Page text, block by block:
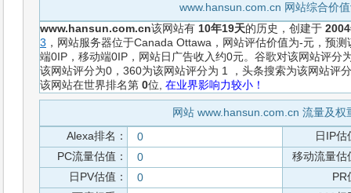
www.hansun.com.cn 网站综合价
www.hansun.com.cn该网站有 10年19天的历史，创建于
3 ，网站服务器位于Canada Ottawa，网站评估价值为-元，预
端0IP，移动端0IP，网站日广告收入约0元。谷歌对该网站评分
该网站评分为0，360为该网站评分为 1 ，头条搜索为该网站评
该网站在世界排名第 0位, 在业界影响力较小！
网站 www.hansun.com.cn 流量及权
Alexa排名：
0
日IP估
PC流量估值：
0
移动流量估
日PV估值：
0
PR